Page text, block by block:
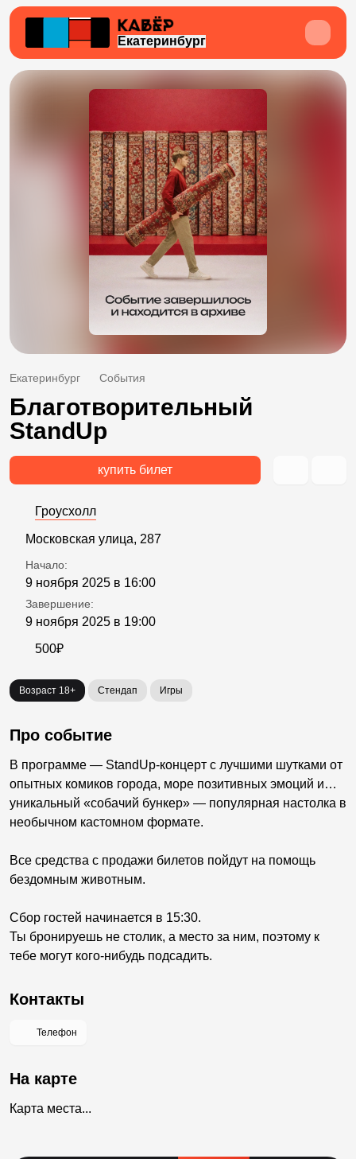
Екатеринбург
Екатеринбург События
Благотворительный
StandUp
купить билет
Гроусхолл
Московская улица, 287
Начало:
9 ноября 2025 в 16:00
Завершение:
9 ноября 2025 в 19:00
500₽
Возраст 18+ Стендап Игры
Про событие
В программе — StandUp-концерт с лучшими шутками от
опытных комиков города, море позитивных эмоций и…
уникальный «собачий бункер» — популярная настолка в
необычном кастомном формате.
Все средства с продажи билетов пойдут на помощь
бездомным животным.
Сбор гостей начинается в 15:30.
Ты бронируешь не столик, а место за ним, поэтому к
тебе могут кого-нибудь подсадить.
Контакты
Телефон
На карте
Карта места...